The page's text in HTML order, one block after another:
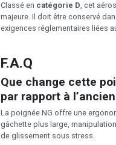
Classé en catégorie D, cet
majeure. Il doit être conservé
exigences réglementaires liées
F.A.Q
Que change cette
par rapport à
La poignée NG offre une
gâchette plus large,
de glissement sous stress.